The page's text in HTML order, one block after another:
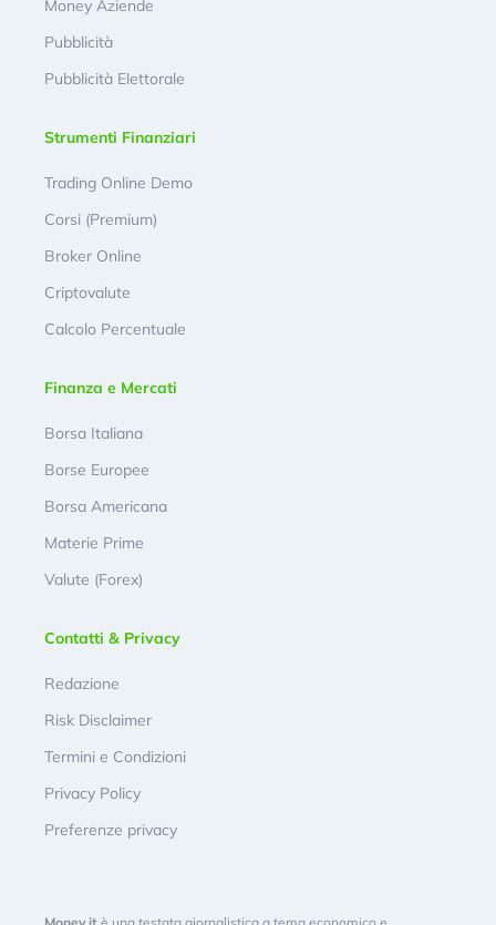
Money Aziende
Pubblicità
Pubblicità Elettorale
Strumenti Finanziari
Trading Online Demo
Corsi (Premium)
Broker Online
Criptovalute
Calcolo Percentuale
Finanza e Mercati
Borsa Italiana
Borse Europee
Borsa Americana
Materie Prime
Valute (Forex)
Contatti & Privacy
Redazione
Risk Disclaimer
Termini e Condizioni
Privacy Policy
Preferenze privacy